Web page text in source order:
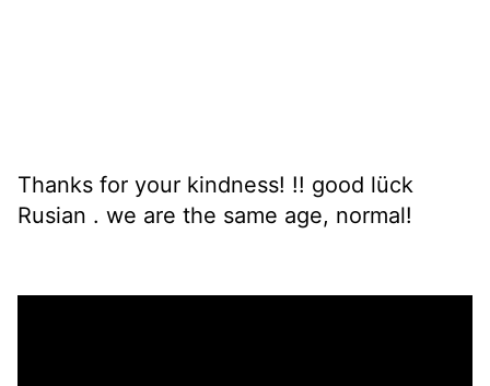
Thanks for your kindness! !! good lück
Rusian . we are the same age, normal!